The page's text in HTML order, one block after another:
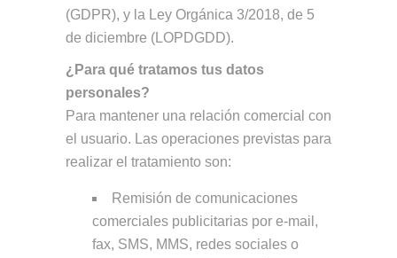
(GDPR), y la Ley Orgánica 3/2018, de 5
de diciembre (LOPDGDD).
¿Para qué tratamos tus datos
personales?
Para mantener una relación comercial con
el usuario. Las operaciones previstas para
realizar el tratamiento son:
Remisión de comunicaciones
comerciales publicitarias por e-mail,
fax, SMS, MMS, redes sociales o